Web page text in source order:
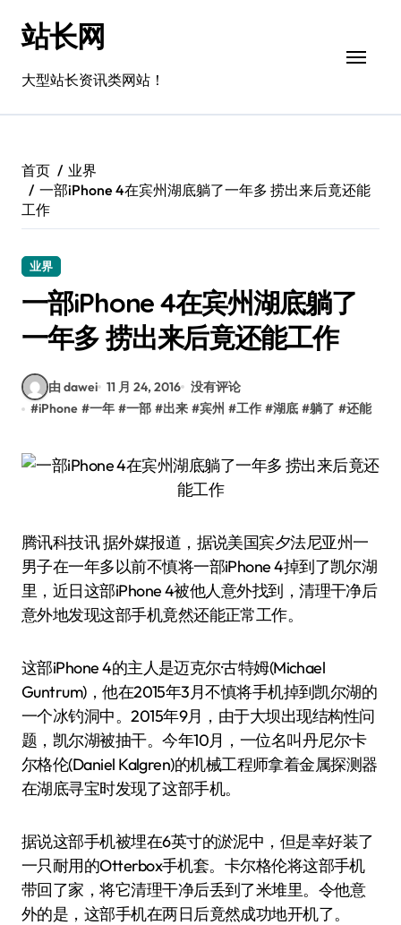
站长网
大型站长资讯类网站！
首页
业界
一部iPhone 4在宾州湖底躺了一年多 捞出来后竟还能
工作
业界
一部iPhone 4在宾州湖底躺了
一年多 捞出来后竟还能工作
由 dawei 11 月 24, 2016 没有评论
#iPhone #一年 #一部 #出来 #宾州 #工作 #湖底 #躺了 #还能
腾讯科技讯 据外媒报道，据说美国宾夕法尼亚州一
男子在一年多以前不慎将一部iPhone 4掉到了凯尔湖
里，近日这部iPhone 4被他人意外找到，清理干净后
意外地发现这部手机竟然还能正常工作。
这部iPhone 4的主人是迈克尔·古特姆(Michael
Guntrum)，他在2015年3月不慎将手机掉到凯尔湖的
一个冰钓洞中。2015年9月，由于大坝出现结构性问
题，凯尔湖被抽干。今年10月，一位名叫丹尼尔·卡
尔格伦(Daniel Kalgren)的机械工程师拿着金属探测器
在湖底寻宝时发现了这部手机。
据说这部手机被埋在6英寸的淤泥中，但是幸好装了
一只耐用的Otterbox手机套。卡尔格伦将这部手机
带回了家，将它清理干净后丢到了米堆里。令他意
外的是，这部手机在两日后竟然成功地开机了。